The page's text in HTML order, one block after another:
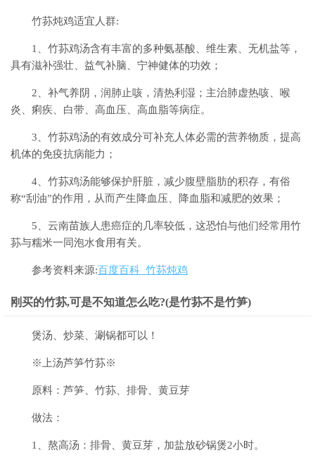
竹荪炖鸡适宜人群:
1、竹荪鸡汤含有丰富的多种氨基酸、维生素、无机盐等，
具有滋补强壮、益气补脑、宁神健体的功效；
2、补气养阴，润肺止咳，清热利湿；主治肺虚热咳、喉
炎、痢疾、白带、高血压、高血脂等病症。
3、竹荪鸡汤的有效成分可补充人体必需的营养物质，提高
机体的免疫抗病能力；
4、竹荪鸡汤能够保护肝脏，减少腹壁脂肪的积存，有俗
称“刮油”的作用，从而产生降血压、降血脂和减肥的效果；
5、云南苗族人患癌症的几率较低，这恐怕与他们经常用竹
荪与糯米一同泡水食用有关。
参考资料来源:百度百科_竹荪炖鸡
刚买的竹荪,可是不知道怎么吃?(是竹荪不是竹笋)
煲汤、炒菜、涮锅都可以！
※上汤芦笋竹荪※
原料：芦笋、竹荪、排骨、黄豆芽
做法：
1、熬高汤：排骨、黄豆芽，加盐放砂锅煲2小时。